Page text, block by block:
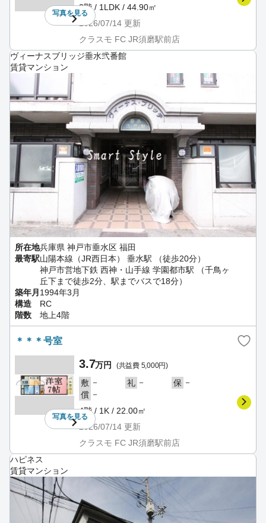
写真を見る
2階 / 1LDK / 44.90㎡
2026/07/14 更新
クラスモ FC JR須磨駅前店
ヴィーナスブリッジ垂水弐番館
賃貸マンション
所在地兵庫県 神戸市垂水区 福田
最寄駅山陽本線（JR西日本） 垂水駅 （徒歩20分）
神戸市営地下鉄 西神・山手線 学園都市駅 （千鳥ヶ
丘下まで徒歩2分、駅までバスで18分）
築年月 1994年3月
構造
RC
階数
地上4階
＊＊＊号室
写真を見る
3.7万円 (共益費 5,000円)
敷 － 礼 － 保 －
償 －
4階 / 1K / 22.00㎡
2026/07/14 更新
クラスモ FC JR須磨駅前店
ハピネス
賃貸マンション